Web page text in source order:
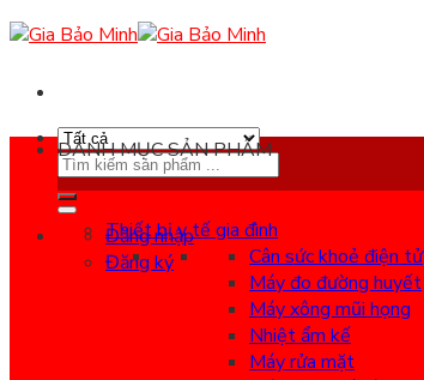
Skip
to
Search
for:
Đăng nhập
Đăng ký
DANH MỤC SẢN PHẨM
Thiết bị y tế gia đình
Cân sức khoẻ điện tử
Máy đo đường huyết
Máy xông mũi họng
Nhiệt ẩm kế
Máy rửa mặt